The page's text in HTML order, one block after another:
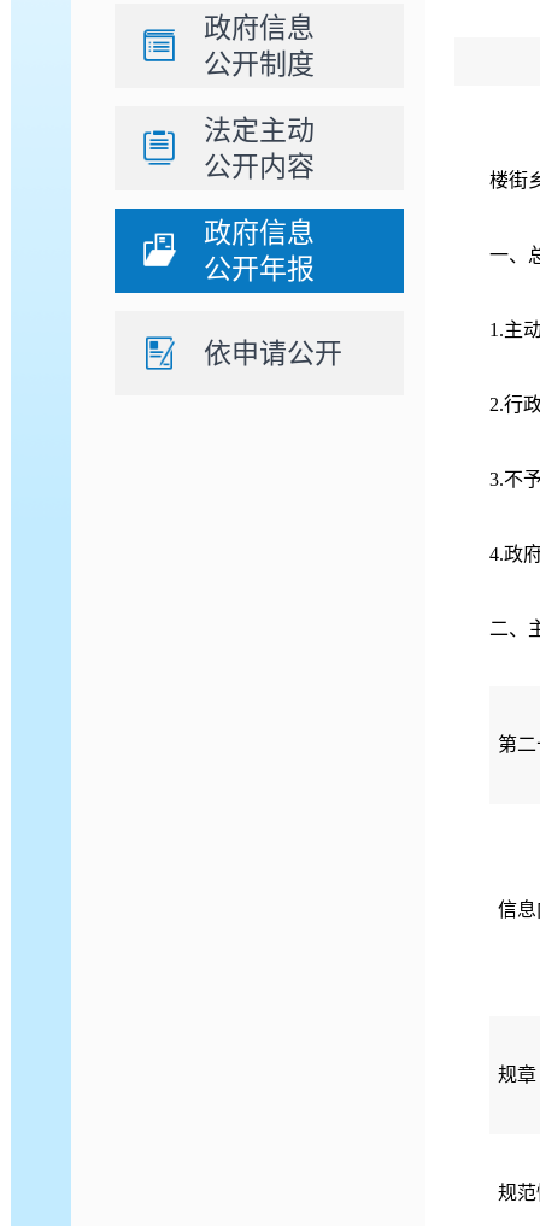
政府信息
公开制度
法定主动
公开内容
政府信息
公开年报
依申请公开
楼街
一、
1.主
2.行
3.不
4.政
二、
第
信
规章
规